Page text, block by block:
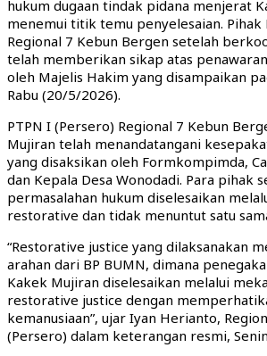
hukum dugaan tindak pidana menjerat
menemui titik temu penyelesaian. Pihak
Regional 7 Kebun Bergen setelah
telah memberikan sikap atas
oleh Majelis Hakim yang disampaikan
Rabu (20/5/2026).
PTPN I (Persero) Regional 7 Kebun
Mujiran telah menandatangani
yang disaksikan oleh Formkompimda,
dan Kepala Desa Wonodadi. Para pihak
permasalahan hukum diselesaikan
restorative dan tidak menuntut satu
“Restorative justice yang dilaksanakan
arahan dari BP BUMN, dimana
Kakek Mujiran diselesaikan melalui
restorative justice dengan
kemanusiaan”, ujar Iyan Herianto,
(Persero) dalam keterangan resmi,